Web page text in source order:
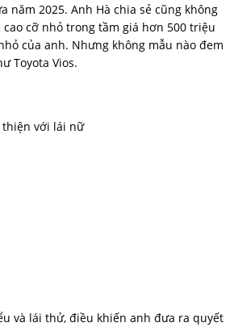
năm 2025. Anh Hà chia sẻ cũng không
cỡ nhỏ trong tầm giá hơn 500 triệu
của anh. Nhưng không mẫu nào đem
Toyota Vios.
thiện với lái nữ
và lái thử, điều khiến anh đưa ra quyết